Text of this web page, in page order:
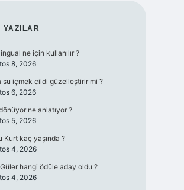
YAZILAR
ne için kullanılır ?
8, 2026
su içmek cildi güzelleştirir mi ?
6, 2026
ne anlatıyor ?
5, 2026
Kurt kaç yaşında ?
4, 2026
hangi ödüle aday oldu ?
4, 2026